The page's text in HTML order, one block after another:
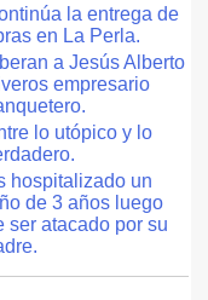
la entrega de
en La Perla.
a Jesús Alberto
empresario
lo utópico y lo
hospitalizado un
de 3 años luego
ser atacado por su